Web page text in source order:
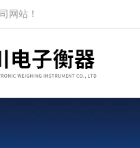
网站！